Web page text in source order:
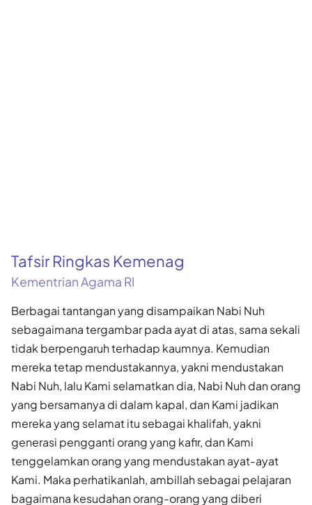
Tafsir Ringkas Kemenag
Kementrian Agama RI
Berbagai tantangan yang disampaikan Nabi Nuh
sebagaimana tergambar pada ayat di atas, sama sekali
tidak berpengaruh terhadap kaumnya. Kemudian
mereka tetap mendustakannya, yakni mendustakan
Nabi Nuh, lalu Kami selamatkan dia, Nabi Nuh dan orang
yang bersamanya di dalam kapal, dan Kami jadikan
mereka yang selamat itu sebagai khalifah, yakni
generasi pengganti orang yang kafir, dan Kami
tenggelamkan orang yang mendustakan ayat-ayat
Kami. Maka perhatikanlah, ambillah sebagai pelajaran
bagaimana kesudahan orang-orang yang diberi